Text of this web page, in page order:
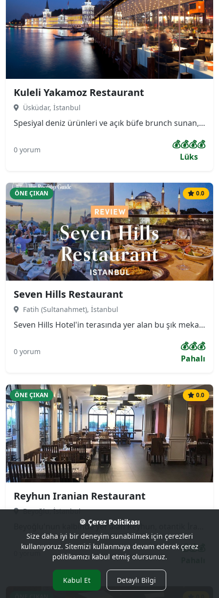
Kuleli Yakamoz Restaurant
Üsküdar, İstanbul
Spesiyal deniz ürünleri ve açık büfe brunch sunan, terası ve Boğaz manzarası olan sessiz, ferah mekan. Asırlık çınar ağaçlarının altında boğazın manzarasını panaromik çevreleyen, bir yanı Kuleli Askeri Lisesi diğer yanı Boğaz Köprüsünü gören çok özel konuma sahip restaurantımız kendini özel hissetmek isteyenler için ayrıcalıklı bir mekan.
0 yorum 💰💰💰💰
Lüks
0.0
ÖNE ÇIKAN
Seven Hills Restaurant
Fatih (Sultanahmet), İstanbul
Seven Hills Hotel'in terasında yer alan bu şık mekan, misafirlerine Ayasofya, Sultanahmet Camii ve Topkapı Sarayı'nın yanı sıra İstanbul Boğazı'na hakim 360 derecelik panoramik bir manzara sunmaktadır. Menüsü, özellikle taze ve zengin deniz ürünleri ile Türk mutfağının seçkin lezzetlerine odaklanmıştır.
0 yorum 💰💰💰
Pahalı
0.0
ÖNE ÇIKAN
Reyhun Iranian Restaurant
Beyoğlu, İstanbul
💰💰💰
🍪 Çerez Politikası
Size daha iyi bir deneyim sunabilmek için çerezleri
kullanıyoruz. Sitemizi kullanmaya devam ederek çerez
politikamızı kabul etmiş olursunuz.
Kabul Et Detaylı Bilgi